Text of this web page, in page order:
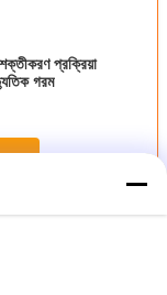
শক্তীকরণ প্রক্রিয়া
গরম